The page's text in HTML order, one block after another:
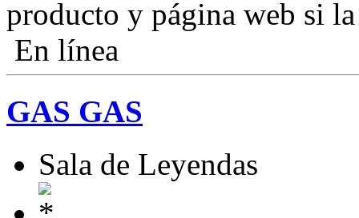
producto y página web si
En línea
GAS GAS
Sala de Leyendas